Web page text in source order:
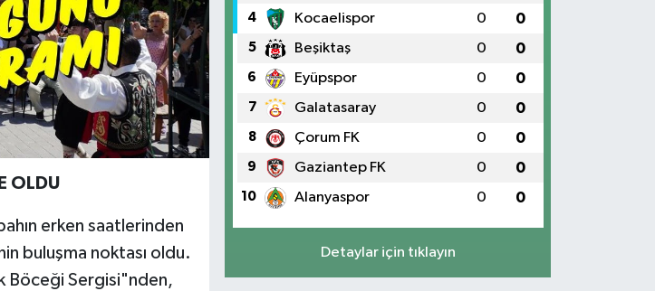
OLDU
erken saatlerinden
buluşma noktası oldu.
Böceği Sergisi"nden,
4 Kocaelispor 0 0
5 Beşiktaş 0 0
6 Eyüpspor 0 0
7 Galatasaray 0 0
8 Çorum FK 0 0
9 Gaziantep FK 0 0
10 Alanyaspor 0 0
Detaylar için tıklayın